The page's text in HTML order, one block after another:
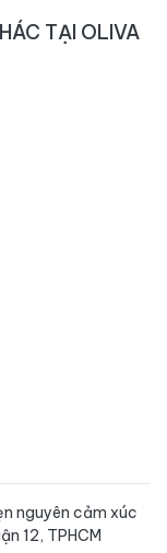
TẠI OLIVA
nguyên cảm xúc
12, TPHCM